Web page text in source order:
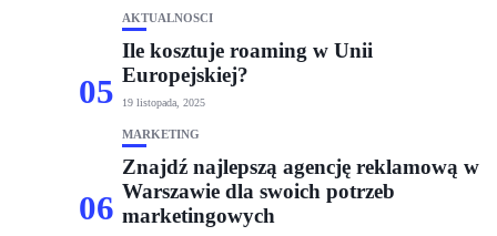
05
AKTUALNOŚCI
Ile kosztuje roaming w Unii
Europejskiej?
19 listopada, 2025
06
MARKETING
Znajdź najlepszą agencję reklamową w
Warszawie dla swoich potrzeb
marketingowych